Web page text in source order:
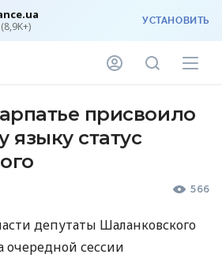
(8,9K+) УСТАНОВИТЬ
присвоило
языку статус
566
депутаты Шаланковского
очередной сессии